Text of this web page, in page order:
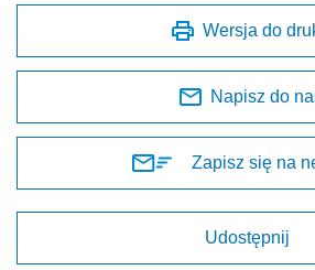
Wersja do
Napisz do
Zapisz się na
Udostępnij